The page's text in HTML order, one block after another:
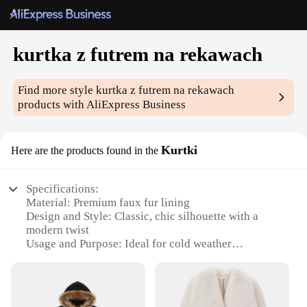
kurtka z futrem na rekawach
Find more stylekurtka z futrem na rekawach
products with AliExpress Business
Here are the products found in the Kurtki
Specifications:
Material: Premium faux fur lining
Design and Style: Classic, chic silhouette with a
modern twist
Usage and Purpose: Ideal for cold weather
Typical Adaptive Scenario: Perfect for outdoor
activities, winter sports, or simply as a stylish
addition to your wardrobe